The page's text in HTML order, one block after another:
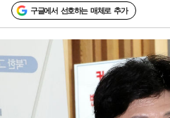
구글에서 선호하는 매체로 추가